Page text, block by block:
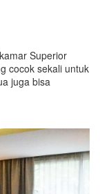
Superior
cocok sekali untuk
juga bisa